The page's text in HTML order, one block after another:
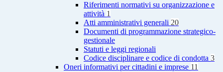
Riferimenti normativi su organizzazione e
attività 1
Atti amministrativi generali 20
Documenti di programmazione strategico-
gestionale
Statuti e leggi regionali
Codice disciplinare e codice di condotta 3
Oneri informativi per cittadini e imprese 11